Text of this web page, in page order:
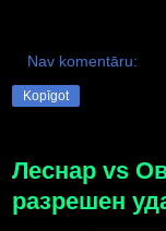
Nav komentāru:
Kopīgot
Леснар vs
разрешен